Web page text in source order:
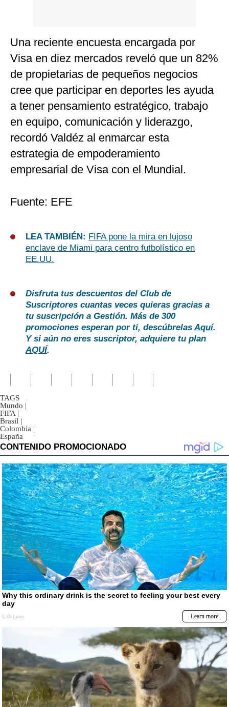
Una reciente encuesta encargada por
Visa en diez mercados reveló que un 82%
de propietarias de pequeños negocios
cree que participar en deportes les ayuda
a tener pensamiento estratégico, trabajo
en equipo, comunicación y liderazgo,
recordó Valdéz al enmarcar esta
estrategia de empoderamiento
empresarial de Visa con el Mundial.
Fuente: EFE
LEA TAMBIÉN: FIFA pone la mira en lujoso
enclave de Miami para centro futbolístico en
EE.UU.
Disfruta tus descuentos del Club de
Suscriptores cuantas veces quieras gracias a
tu suscripción a Gestión. Más de 300
promociones esperan por ti, descúbrelasAquí.
Y si aún no eres suscriptor, adquiere tu plan
AQUÍ.
TAGS
Mundo |
FIFA |
Brasil |
Colombia |
España